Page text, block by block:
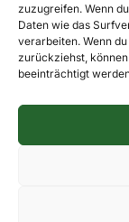
zuzugreifen. Wenn
Daten wie das
verarbeiten. Wenn
zurückziehst,
beeinträchtigt
Impressum